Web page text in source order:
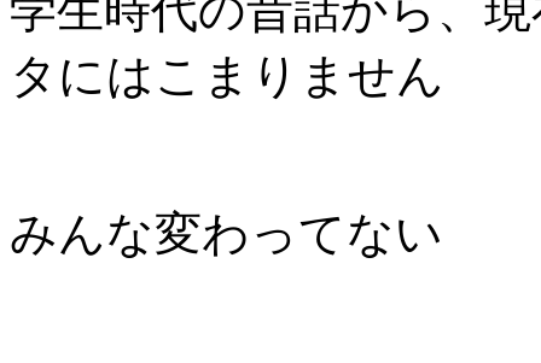
タにはこまりません
みんな変わってない